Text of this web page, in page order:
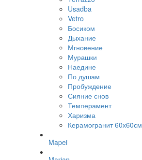
Usadba
Vetro
Босиком
Дыхание
Мгновение
Мурашки
Наедине
По душам
Пробуждение
Сияние снов
Темперамент
Харизма
Керамогранит 60х60см
Mapei